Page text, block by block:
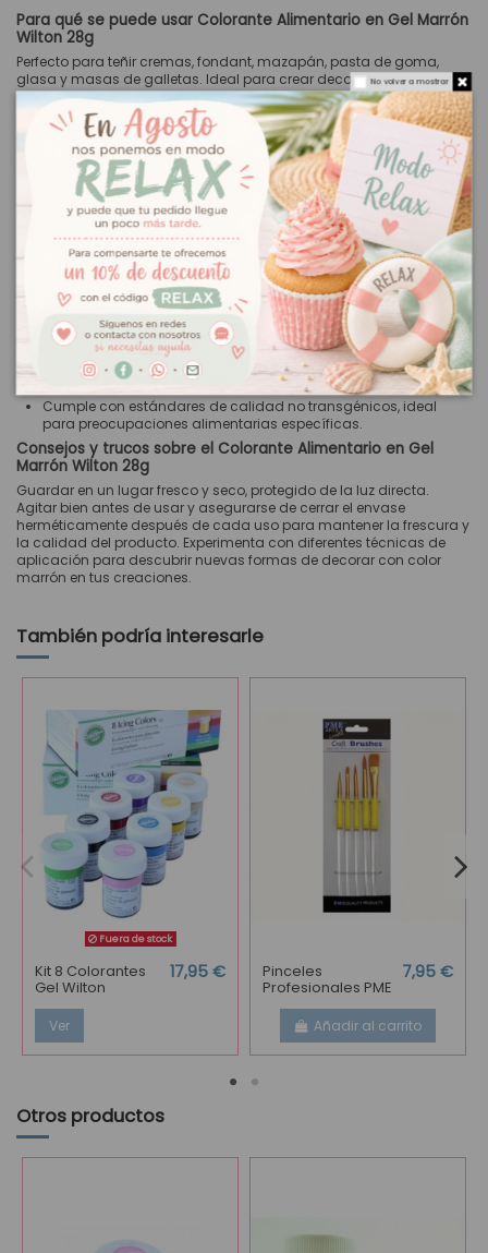
Para qué se puede usar Colorante Alimentario en Gel Marrón
Wilton 28g
Perfecto para teñir cremas, fondant, mazapán, pasta de goma,
glasa y masas de galletas. Ideal para crear decoraciones
personalizadas en pasteles, cupcakes y postres donde se requiera
el color marrón.
Usos creativos y ejemplos del Colorante Alimentario en Gel
Marrón Wilton 28g
Crear figuras de chocolate con tonos marrones ricos y
profundos.
Teñir masa de galletas para darle un toque distintivo y
atractivo.
Mezclar con otros colores Wilton para obtener tonalidades
únicas y personalizadas.
Ventajas del Colorante Alimentario en Gel Marrón Wilton 28g
Alta concentración de pigmento, requiere poca cantidad para
lograr colores intensos.
Fácil aplicación y mezcla, proporcionando resultados
Cumple con estándares de calidad no transgénicos, ideal
para preocupaciones alimentarias específicas.
Consejos y trucos sobre el Colorante Alimentario en Gel
Marrón Wilton 28g
Guardar en un lugar fresco y seco, protegido de la luz directa.
Agitar bien antes de usar y asegurarse de cerrar el envase
herméticamente después de cada uso para mantener la frescura y
la calidad del producto. Experimenta con diferentes técnicas de
aplicación para descubrir nuevas formas de decorar con color
marrón en tus creaciones.
También podría interesarle
Fuera de stock
Kit 8 Colorantes
Gel Wilton
17,95 €
Ver
Pinceles
Profesionales PME
7,95 €
Añadir al carrito
Otros productos
No volver a mostrar